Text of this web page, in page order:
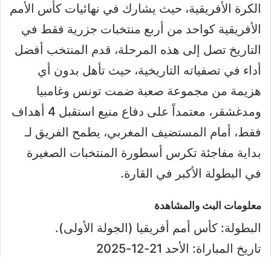
الكرة الأفريقية، حيث يشارك في نهائيات كأس الأمم
الأفريقية كواحد من أربع منتخبات جزرية فقط في
التاريخ تصل إلى هذه المرحلة، قدم المنتخب أفضل
أداء في تصفياته التاريخية، حيث تأهل بدون أي
هزيمة من مجموعة صعبة ضمت تونس وغامبيا
ومدغشقر، معتمداً على دفاع منيع استقبل 4 أهداف
فقط، أمام المستضيف المغربي، يطمح الفريق لـ
بداية مفاجئة تكرس أسطورة المنتخبات الصغيرة
في البطولة الأكبر في القارة.
معلومات البث والمشاهدة
البطولة: كأس أمم أفريقيا (الجولة الأولى).
تاريخ المباراة: الأحد 21-12-2025